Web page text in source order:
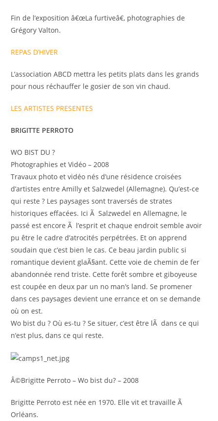
Fin de l’exposition â€œLa furtiveâ€, photographies de
Grégory Valton.
REPAS D’HIVER
L’association ABCD mettra les petits plats dans les grands
pour nous réchauffer le gosier de son vin chaud.
LES ARTISTES PRESENTES
BRIGITTE PERROTO
WO BIST DU ?
Photographies et Vidéo – 2008
Travaux photo et vidéo nés d’une résidence croisées
d’artistes entre Amilly et Salzwedel (Allemagne). Qu’est-ce
qui reste ? Les paysages sont traversés de strates
historiques effacées. Ici Ã Salzwedel en Allemagne, le
passé est encore Ã l’esprit et chaque endroit semble avoir
pu être le cadre d’atrocités perpétrées. Et on apprend
soudain que c’est bien le cas. Ce beau jardin public si
romantique devient glaÃ§ant. Cette voie de chemin de fer
abandonnée rend triste. Cette forêt sombre et giboyeuse
est coupée en deux par un no man’s land. Se promener
dans ces paysages devient une errance et on se demande
où on est.
Wo bist du ? Où es-tu ? Se situer, c’est être lÃ dans ce qui
n’est plus, dans ce qui reste.
Â©Brigitte Perroto – Wo bist du? – 2008
Brigitte Perroto est née en 1970. Elle vit et travaille Ã
Orléans.